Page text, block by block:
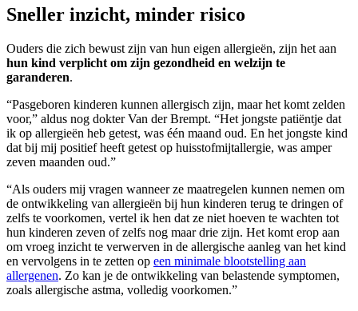
Sneller inzicht, minder risico
Ouders die zich bewust zijn van hun eigen allergieën, zijn het aan
hun kind verplicht om zijn gezondheid en welzijn te
garanderen.
“Pasgeboren kinderen kunnen allergisch zijn, maar het komt zelden
voor,” aldus nog dokter Van der Brempt. “Het jongste patiëntje dat
ik op allergieën heb getest, was één maand oud. En het jongste kind
dat bij mij positief heeft getest op huisstofmijtallergie, was amper
zeven maanden oud.”
“Als ouders mij vragen wanneer ze maatregelen kunnen nemen om
de ontwikkeling van allergieën bij hun kinderen terug te dringen of
zelfs te voorkomen, vertel ik hen dat ze niet hoeven te wachten tot
hun kinderen zeven of zelfs nog maar drie zijn. Het komt erop aan
om vroeg inzicht te verwerven in de allergische aanleg van het kind
en vervolgens in te zetten op een minimale blootstelling aan
allergenen. Zo kan je de ontwikkeling van belastende symptomen,
zoals allergische astma, volledig voorkomen.”